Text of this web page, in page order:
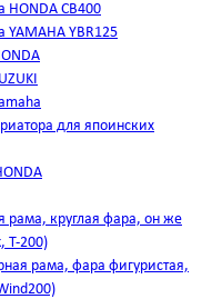
CB400
YBR125
для япоинских
рама, круглая фара, он же
T-200)
рама, фара фигуристая,